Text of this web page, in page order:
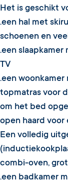
Het is geschikt
.een hal met
schoenen en
.een
TV
.een woonkamer
topmatras voor
om het bed
open haard voor
Een volledig
combi-oven,
.een badkamer